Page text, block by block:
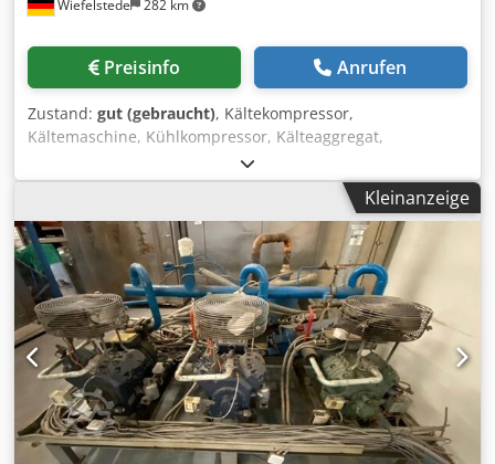
Wiefelstede 282 km
Preisinfo Anrufen
Zustand: gut (gebraucht), Kältekompressor,
Kältemaschine, Kühlkompressor, Kälteaggregat,
Kühlverdichter, Verdichter, Motorverdichter,
Kühlmaschine, Kühlaggregat -Hersteller: Dorin,
Kältekompressor Kühlaggregat komplett -Typ: UA - K470CS-
01 -Leistung: 3,48 kW / 1450 U/min -Volumenstrom:
23,37m³/h Djdpfx Aeif Hunopvekr -Max.Betr.ü.dr.: 30,5 bar
-Anzahl: 2 Stück vorhanden -Preis: pro Stück -Abmessung
ges.: 1900/1000/H940 mm -Gewicht: 304 kg/St.
Kleinanzeige